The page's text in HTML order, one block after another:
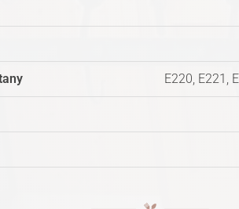
E220, E221,